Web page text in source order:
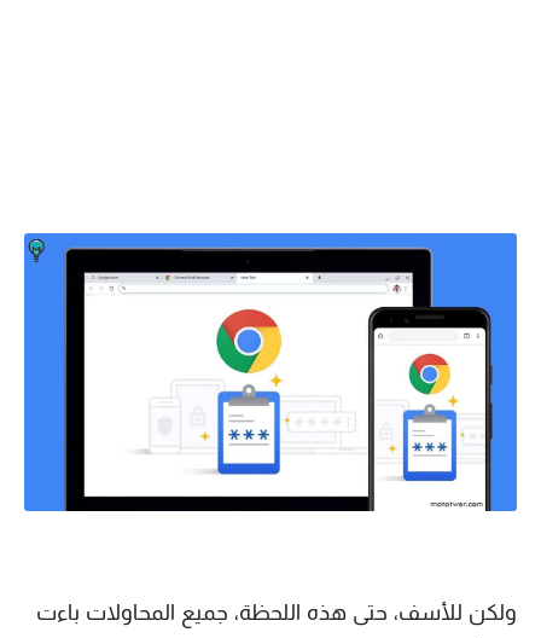
ولكن للأسف، حتى هذه اللحظة، جميع المحاولات باءت